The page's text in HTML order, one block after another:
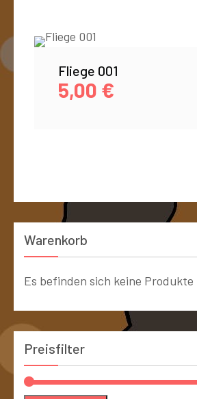
Fliege 001
5,00 €
Warenkorb
Es befinden sich keine Produkte
Preisfilter